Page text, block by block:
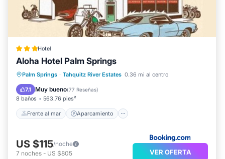
Hotel
Aloha Hotel Palm Springs
Palm Springs · Tahquitz River Estates 0.36 mi al centro
7.1 Muy bueno(77 Reseñas)
8 baños 563.76 pies²
Frente al mar Aparcamiento
Frente al mar Aparcamiento
Piscina
Vista al mar
US $115/noche
7 noches - US $805 VER OFERTA